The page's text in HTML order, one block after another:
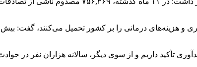
تأکید داریم و از سوی دیگر، سالانه هزاران نفر در